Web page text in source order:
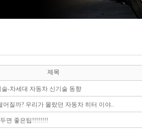
제목
-차세대 자동차 신기술 동향
어질까? 우리가 몰랐던 자동차 히터 이야..
면 좋은팁!!!!!!!!